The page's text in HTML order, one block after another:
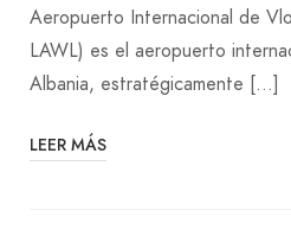
Aeropuerto Internacional de
LAWL) es el aeropuerto
Albania, estratégicamente […]
LEER MÁS